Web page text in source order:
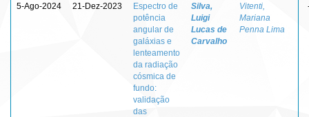
5-Ago-2024 21-Dez-2023
Espectro de
potência
angular de
galáxias e
lenteamento
da radiação
cósmica de
fundo:
validação
das
Silva,
Luigi
Lucas de
Carvalho
Vitenti,
Mariana
Penna Lima